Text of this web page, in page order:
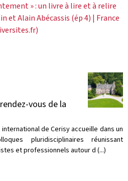
» : un livre à lire et à relire
et Alain Abécassis (ép 4) | France
vous de la
de Cerisy accueille dans un
pluridisciplinaires réunissant
et professionnels autour d (...)